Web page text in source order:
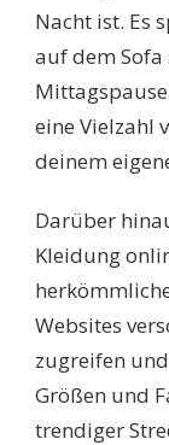
Nacht ist. Es
auf dem
eine Vielzahl
deinem
Darüber
Kleidung
Websites
zugreifen
Größen und
trendiger